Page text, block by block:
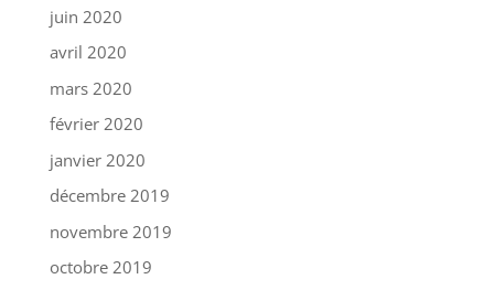
juin 2020
avril 2020
mars 2020
février 2020
janvier 2020
décembre 2019
novembre 2019
octobre 2019